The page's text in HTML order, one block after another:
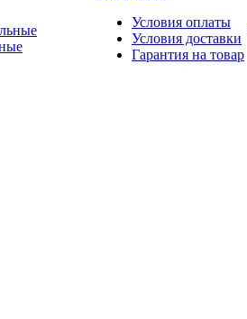
Условия оплаты
Условия доставки
Гарантия на товар